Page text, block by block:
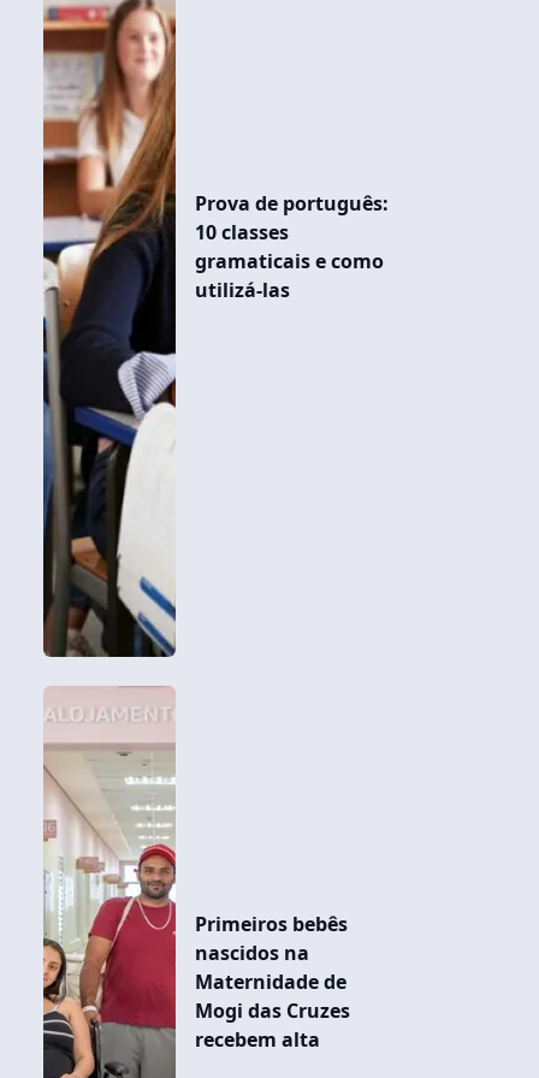
Prova de português:
10 classes
gramaticais e como
utilizá-las
Primeiros bebês
nascidos na
Maternidade de
Mogi das Cruzes
recebem alta